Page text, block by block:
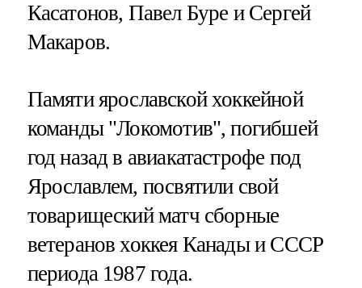
Касатонов, Павел Буре и Сергей
Макаров.
Памяти ярославской хоккейной
команды "Локомотив", погибшей
год назад в авиакатастрофе под
Ярославлем, посвятили свой
товарищеский матч сборные
ветеранов хоккея Канады и СССР
периода 1987 года.